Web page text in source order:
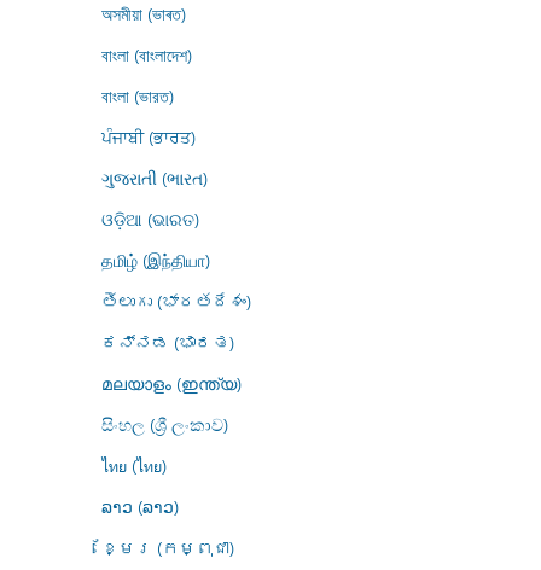
অসমীয়া (ভাৰত)
বাংলা (বাংলাদেশ)
বাংলা (ভারত)
ਪੰਜਾਬੀ (ਭਾਰਤ)
ગુજરાતી (ભારત)
ଓଡ଼ିଆ (ଭାରତ)
தமிழ் (இந்தியா)
తెలుగు (భారతదేశం)
ಕನ್ನಡ (ಭಾರತ)
മലയാളം (ഇന്ത്യ)
සිංහල (ශ්‍රී ලංකාව)
ไทย (ไทย)
ລາວ (ລາວ)
ខ្មែរ (កម្ពុជា)